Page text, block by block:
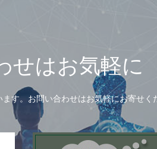
せはお気軽に
す。お問い合わせはお気軽にお寄せく